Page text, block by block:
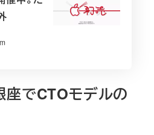
でCTOモデルの